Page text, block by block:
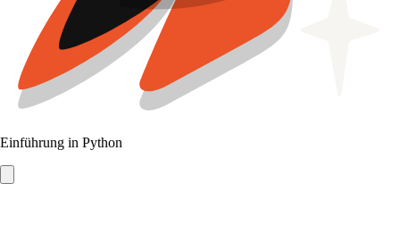
Einführung in Python